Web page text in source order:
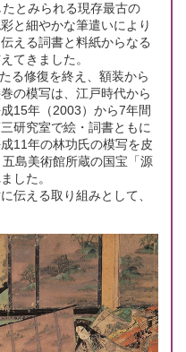
とみられる現存最古の
と細やかな筆遣いにより
える詞書と料紙からなる
てきました。
る修復を終え、額装から
の模写は、江戸時代から
15年（2003）から7年間
研究室で絵・詞書ともに
11年の林功氏の模写を皮
島美術館所蔵の国宝「源
した。
伝える取り組みとして、